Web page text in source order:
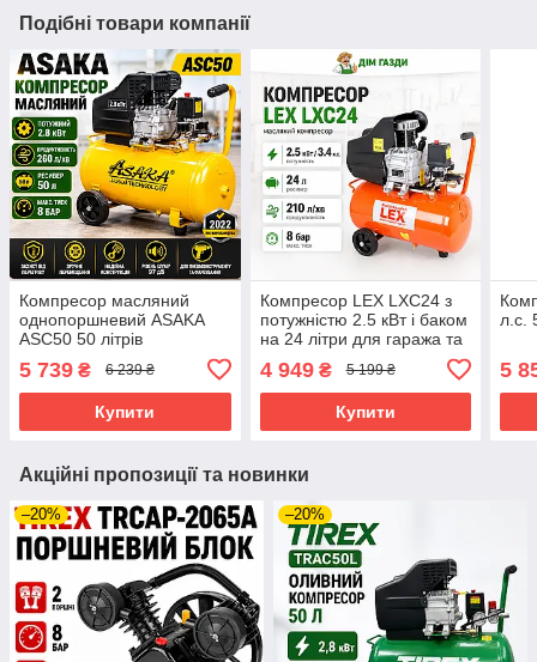
Подібні товари компанії
Компресор масляний
однопоршневий ASAKA
ASC50 50 літрів
5 739 ₴ 6 239 ₴
Купити
Компресор LEX LXC24 з
потужністю 2.5 кВт і баком
на 24 літри для гаража та
4 949₴ 5 199 ₴
Купити
л.с.
5
Акційні пропозиції та новинки
–20% –20%